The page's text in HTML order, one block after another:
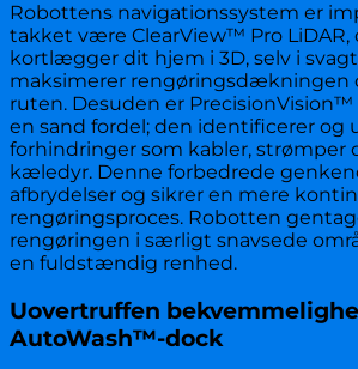
Robottens navigationssystem er
takket være ClearView™ Pro
kortlægger dit hjem i 3D, selv i
maksimerer rengøringsdækningen
ruten. Desuden er
en sand fordel; den identificerer og
forhindringer som kabler, strømper
kæledyr. Denne forbedrede
afbrydelser og sikrer en mere
rengøringsproces. Robotten
rengøringen i særligt snavsede
en fuldstændig renhed.
Uovertruffen
AutoWash™-dock